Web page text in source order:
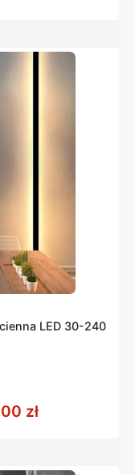
LED 30-240
złZakres cen: